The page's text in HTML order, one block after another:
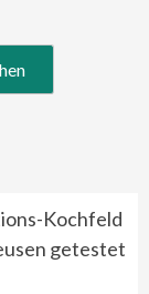
Kochfeld
getestet